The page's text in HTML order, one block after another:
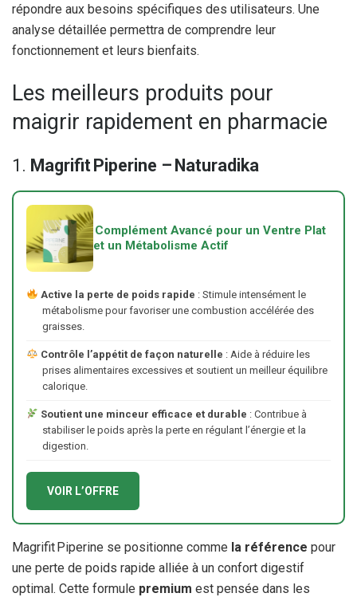
répondre aux besoins spécifiques des utilisateurs. Une
analyse détaillée permettra de comprendre leur
fonctionnement et leurs bienfaits.
Les meilleurs produits pour
maigrir rapidement en pharmacie
1. Magrifit Piperine – Naturadika
Complément Avancé pour un Ventre Plat
et un Métabolisme Actif
Active la perte de poids rapide : Stimule intensément le
métabolisme pour favoriser une combustion accélérée des
graisses.
Contrôle l’appétit de façon naturelle : Aide à réduire les
prises alimentaires excessives et soutient un meilleur équilibre
calorique.
Soutient une minceur efficace et durable : Contribue à
stabiliser le poids après la perte en régulant l’énergie et la
digestion.
VOIR L’OFFRE
Magrifit Piperine se positionne comme la référence pour
une perte de poids rapide alliée à un confort digestif
optimal. Cette formule premium est pensée dans les